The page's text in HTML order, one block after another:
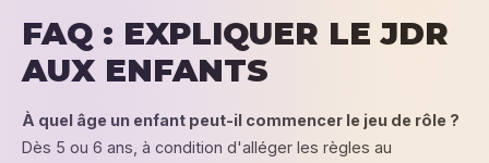
FAQ : EXPLIQUER LE JDR
AUX ENFANTS
À quel âge un enfant peut-il commencer le jeu de rôle ?
Dès 5 ou 6 ans, à condition d'alléger les règles au